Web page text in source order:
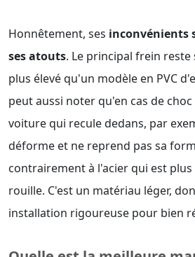
Honnêtement, ses inconvénients
ses atouts. Le principal frein
plus élevé qu'un modèle en PVC
peut aussi noter qu'en cas de
voiture qui recule dedans, par
déforme et ne reprend pas sa
contrairement à l'acier qui est
rouille. C'est un matériau léger,
installation rigoureuse pour bien